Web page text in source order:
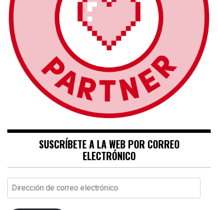
SUSCRÍBETE A LA WEB POR CORREO
ELECTRÓNICO
Dirección
de